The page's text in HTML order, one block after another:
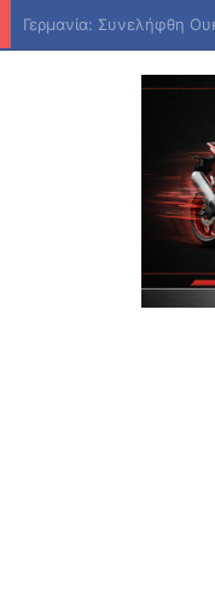
Η Βόρεια Κορέα